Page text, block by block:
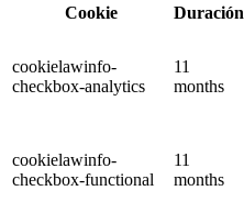
Cookie
Duración
cookielawinfo-
checkbox-analytics
11
months
cookielawinfo-
checkbox-functional
11
months